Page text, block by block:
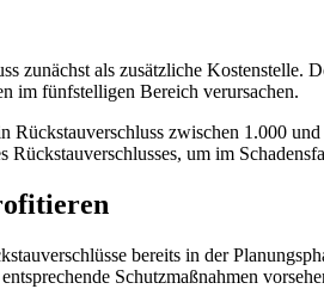
zunächst als zusätzliche
im fünfstelligen Bereich verursachen.
Rückstauverschluss zwischen 1.000
Rückstauverschlusses, um im
bereits in der
Schutzmaßnahmen